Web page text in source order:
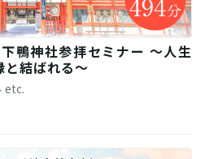
鴨神社参拝セミナー 〜人生
と結ばれる〜
etc.